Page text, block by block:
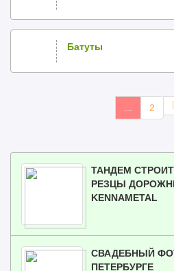
Батуты
2
ТАНДЕМ
РЕЗЦЫ
KENNAMETAL
СВАДЕБНЫЙ
ПЕТЕРБУРГЕ